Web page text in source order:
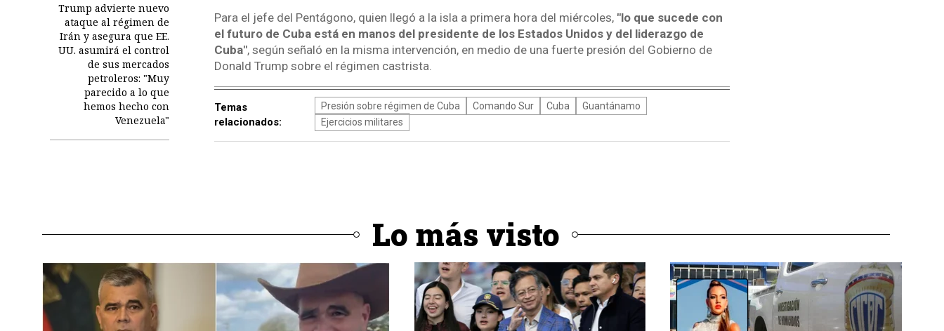
Trump advierte nuevo
ataque al régimen de
Irán y asegura que EE.
UU. asumirá el control
de sus mercados
petroleros: "Muy
parecido a lo que
hemos hecho con
Venezuela"
Para el jefe del Pentágono, quien llegó a la isla a primera hora del miércoles, "lo que sucede con
el futuro de Cuba está en manos del presidente de los Estados Unidos y del liderazgo de
Cuba", según señaló en la misma intervención, en medio de una fuerte presión del Gobierno de
Donald Trump sobre el régimen castrista.
Temas
relacionados:
Presión sobre régimen de Cuba Comando Sur Cuba
Guantánamo
Ejercicios militares
Lo más visto